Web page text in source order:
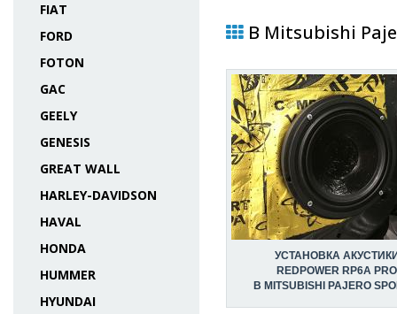
FIAT
FORD
FOTON
GAC
GEELY
GENESIS
GREAT WALL
HARLEY-DAVIDSON
HAVAL
HONDA
HUMMER
HYUNDAI
В Mitsubishi
УСТАНОВКА
REDPOWER RP6A PRO
В MITSUBISHI PAJERO